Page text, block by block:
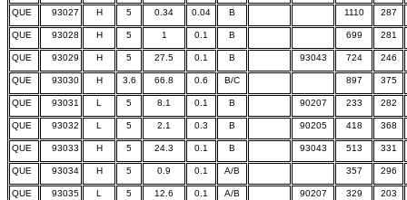
QUE 93027 H 5 0.34 0.04 B 1110 287
QUE 93028 H 5 1 0.1 B 699 281
QUE 93029 H 5 27.5 0.1 B 93043 724 246
QUE 93030 H 3.6 66.8 0.6 B/C 897 375
QUE 93031 L 5 8.1 0.1 B 90207 233 282
QUE 93032 L 5 2.1 0.3 B 90205 418 368
QUE 93033 H 5 24.3 0.1 B 93043 513 331
QUE 93034 H 5 0.9 0.1 A/B 357 296
QUE 93035 L 5 12.6 0.1 A/B 90207 329 203